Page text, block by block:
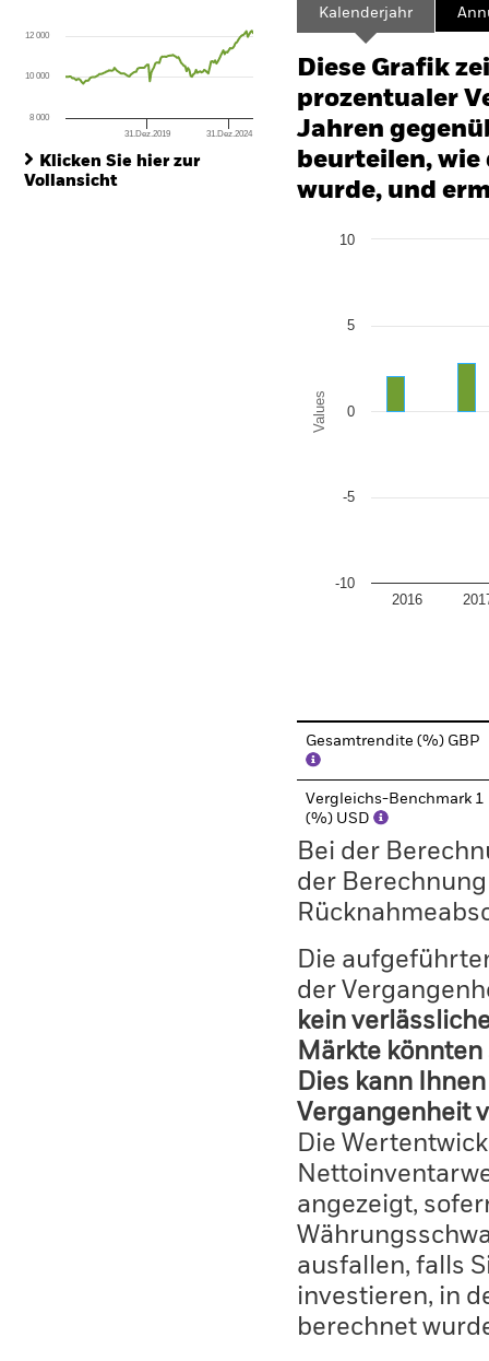
The chart has 1 X axis displaying Time. Range: 2015-01-01 00:00:00 to
The chart has 1 Y axis displaying values. Range: -20 to 40.
31.Dez.2019 31.Dez.2024
8 000
10 000
12 000
Klicken Sie hier zur
Vollansicht
Kalenderjahr
Diese Grafik
prozentualer
Jahren
beurteilen,
wurde, und
Bar chart with 2 data
Values
2016
-10
-5
0
5
10
Gesamtrendite (%) GBP
Vergleichs-Benchmark 1
(%) USD
Bei der
der
Die
der
kein
Märkte
Dies kann
Vergangenheit
Die
angezeigt,
ausfallen, falls
investieren, in
berechnet